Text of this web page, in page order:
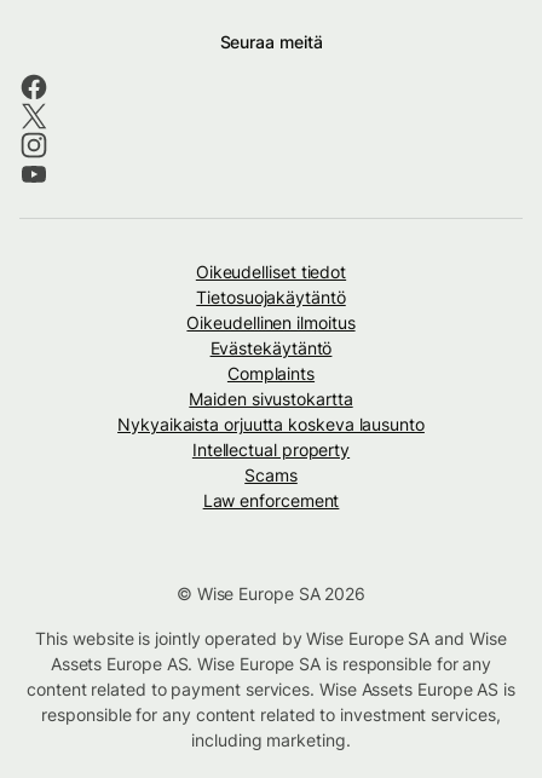
Seuraa meitä
Oikeudelliset tiedot
Tietosuojakäytäntö
Oikeudellinen ilmoitus
Evästekäytäntö
Complaints
Maiden sivustokartta
Nykyaikaista orjuutta koskeva lausunto
Intellectual property
Scams
Law enforcement
© Wise Europe SA 2026
This website is jointly operated by Wise Europe SA and Wise
Assets Europe AS. Wise Europe SA is responsible for any
content related to payment services. Wise Assets Europe AS is
responsible for any content related to investment services,
including marketing.